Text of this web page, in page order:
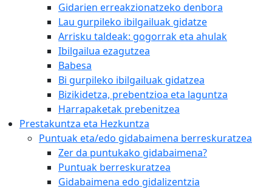
Gidarien erreakzionatzeko denbora
Lau gurpileko ibilgailuak gidatze
Arrisku taldeak: gogorrak eta ahulak
Ibilgailua ezagutzea
Babesa
Bi gurpileko ibilgailuak gidatzea
Bizikidetza, prebentzioa eta laguntza
Harrapaketak prebenitzea
Prestakuntza eta Hezkuntza
Puntuak eta/edo gidabaimena berreskuratzea
Zer da puntukako gidabaimena?
Puntuak berreskuratzea
Gidabaimena edo gidalizentzia